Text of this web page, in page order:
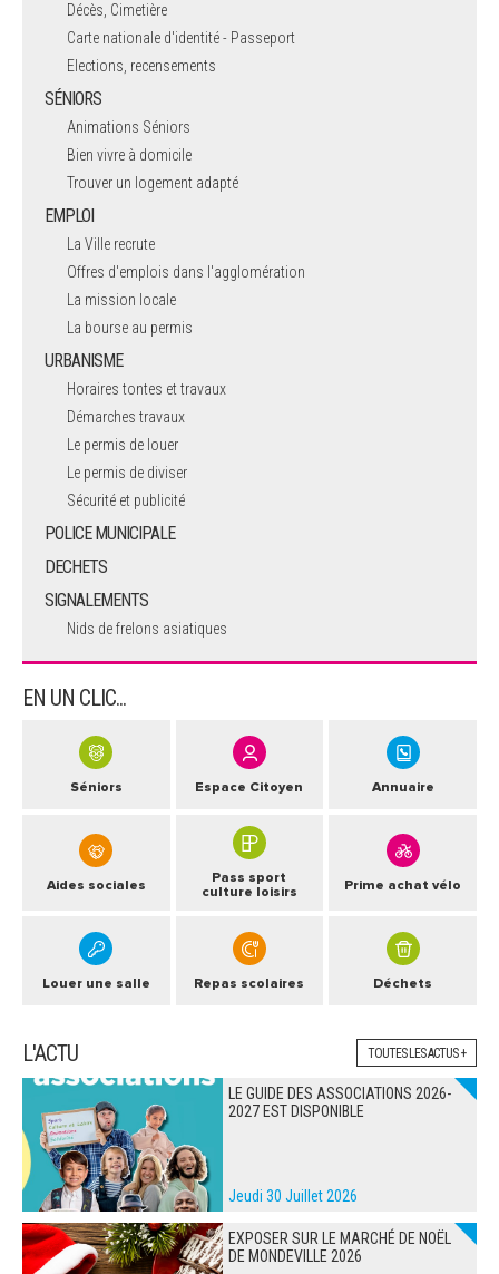
Décès, Cimetière
Carte nationale d'identité - Passeport
Elections, recensements
SÉNIORS
Animations Séniors
Bien vivre à domicile
Trouver un logement adapté
EMPLOI
La Ville recrute
Offres d'emplois dans l'agglomération
La mission locale
La bourse au permis
URBANISME
Horaires tontes et travaux
Démarches travaux
Le permis de louer
Le permis de diviser
Sécurité et publicité
POLICE MUNICIPALE
DECHETS
SIGNALEMENTS
Nids de frelons asiatiques
EN UN CLIC...
Séniors Espace Citoyen Annuaire
Aides sociales
Pass sport
culture loisirs
Prime achat vélo
Louer une salle Repas scolaires Déchets
L'ACTU TOUTES LES ACTUS +
LE GUIDE DES ASSOCIATIONS 2026-
2027 EST DISPONIBLE
Jeudi 30 Juillet 2026
EXPOSER SUR LE MARCHÉ DE NOËL
DE MONDEVILLE 2026